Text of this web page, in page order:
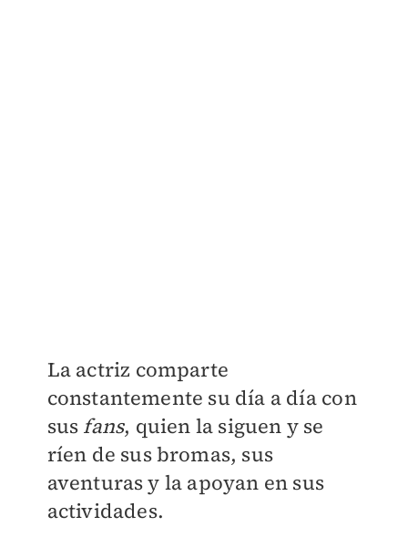
La actriz comparte
constantemente su día a día con
sus fans, quien la siguen y se
ríen de sus bromas, sus
aventuras y la apoyan en sus
actividades.